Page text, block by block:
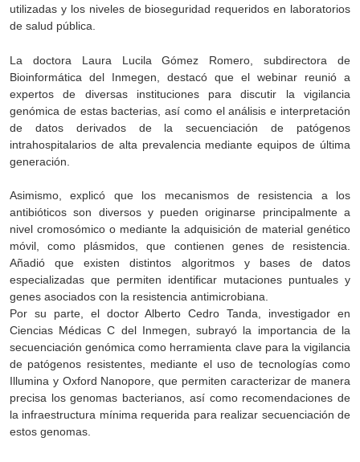
utilizadas y los niveles de bioseguridad requeridos en laboratorios
de salud pública.
La doctora Laura Lucila Gómez Romero, subdirectora de
Bioinformática del Inmegen, destacó que el webinar reunió a
expertos de diversas instituciones para discutir la vigilancia
genómica de estas bacterias, así como el análisis e interpretación
de datos derivados de la secuenciación de patógenos
intrahospitalarios de alta prevalencia mediante equipos de última
generación.
Asimismo, explicó que los mecanismos de resistencia a los
antibióticos son diversos y pueden originarse principalmente a
nivel cromosómico o mediante la adquisición de material genético
móvil, como plásmidos, que contienen genes de resistencia.
Añadió que existen distintos algoritmos y bases de datos
especializadas que permiten identificar mutaciones puntuales y
genes asociados con la resistencia antimicrobiana.
Por su parte, el doctor Alberto Cedro Tanda, investigador en
Ciencias Médicas C del Inmegen, subrayó la importancia de la
secuenciación genómica como herramienta clave para la vigilancia
de patógenos resistentes, mediante el uso de tecnologías como
Illumina y Oxford Nanopore, que permiten caracterizar de manera
precisa los genomas bacterianos, así como recomendaciones de
la infraestructura mínima requerida para realizar secuenciación de
estos genomas.